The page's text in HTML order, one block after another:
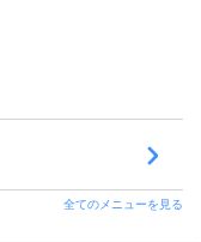
全てのメニューを見る